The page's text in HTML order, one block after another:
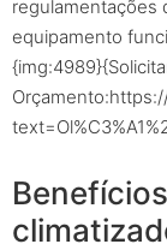
regulamentações
equipamento